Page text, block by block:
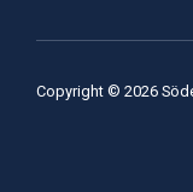
Copyright © 2026